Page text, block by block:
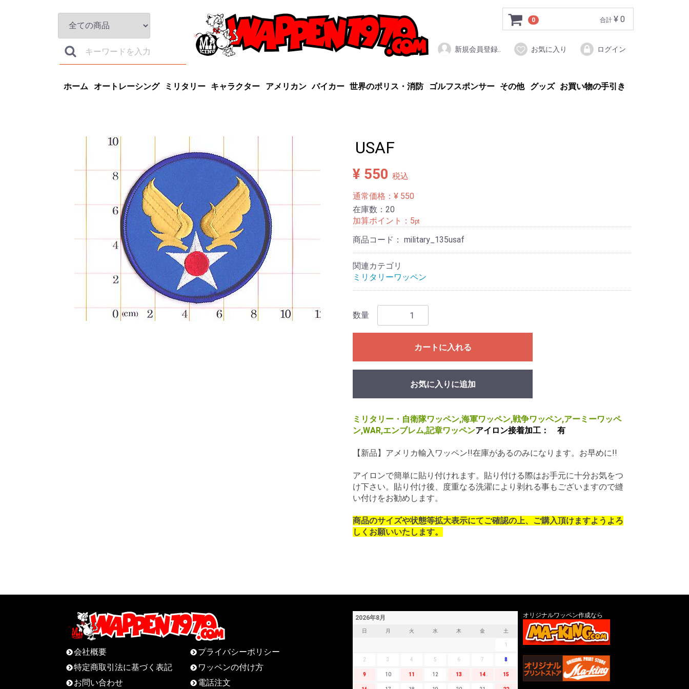
0 合計 ¥ 0
新規会員登録.. お気に入り ログイン
ホーム オートレーシング ミリタリー キャラクター アメリカン バイカー 世界のポリス・消防 ゴルフスポンサー その他 グッズ お買い物の手引き
USAF
¥ 550 税込
通常価格：¥ 550
在庫数：20
加算ポイント： 5pt
商品コード： military_135usaf
関連カテゴリ
ミリタリーワッペン
数量
カートに入れる
お気に入りに追加
ミリタリー・自衛隊ワッペン,海軍ワッペン,戦争ワッペン,アーミーワッペ
ン,WAR,エンブレム,記章ワッペンアイロン接着加工： 有
【新品】アメリカ輸入ワッペン!!在庫があるのみになります。お早めに!!
アイロンで簡単に貼り付けれます。貼り付ける際はお手元に十分お気をつ
け下さい。貼り付け後、度重なる洗濯により剥れる事もございますので縫
い付けをお勧めします。
商品のサイズや状態等拡大表示にてご確認の上、ご購入頂けますようよろ
しくお願いいたします。
会社概要
プライバシーポリシー
特定商取引法に基づく表記
ワッペンの付け方
お問い合わせ
電話注文
2026年8月
日 月 火 水 木 金 土
1
2 3 4 5 6 7 8
9 10 11 12 13 14 15
オリジナルワッペン作成なら